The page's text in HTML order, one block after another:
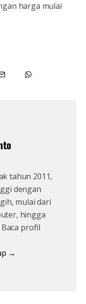
harga mulai
tahun 2011,
dengan
mulai dari
hingga
profil
→